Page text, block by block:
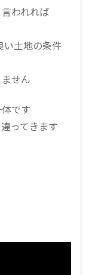
われれば
い土地の条件
せん
です
ってきます